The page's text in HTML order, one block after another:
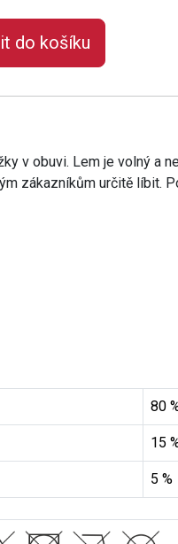
do košíku
v obuvi. Lem je volný a
zákazníkům určitě líbit.
80
15
5 %